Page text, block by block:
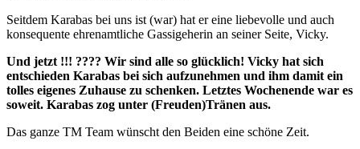
Seitdem Karabas bei uns ist (war) hat er eine liebevolle und auch
konsequente ehrenamtliche Gassigeherin an seiner Seite, Vicky.
Und jetzt !!! ???? Wir sind alle so glücklich! Vicky hat sich
entschieden Karabas bei sich aufzunehmen und ihm damit ein
tolles eigenes Zuhause zu schenken. Letztes Wochenende war es
soweit. Karabas zog unter (Freuden)Tränen aus.
Das ganze TM Team wünscht den Beiden eine schöne Zeit.